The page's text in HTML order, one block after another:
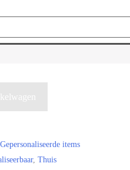
Gepersonaliseerde items
, Thuis